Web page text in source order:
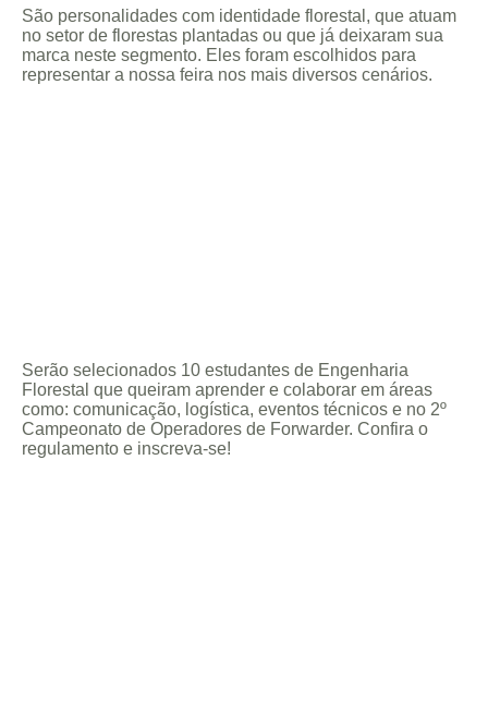
São personalidades com identidade florestal, que atuam
no setor de florestas plantadas ou que já deixaram sua
marca neste segmento. Eles foram escolhidos para
representar a nossa feira nos mais diversos cenários.
Serão selecionados 10 estudantes de Engenharia
Florestal que queiram aprender e colaborar em áreas
como: comunicação, logística, eventos técnicos e no 2º
Campeonato de Operadores de Forwarder. Confira o
regulamento e inscreva-se!